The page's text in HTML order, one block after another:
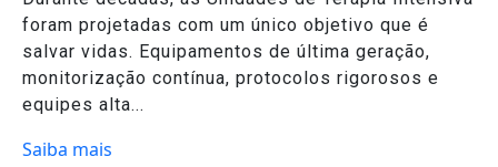
foram projetadas com um único objetivo que é
salvar vidas. Equipamentos de última geração,
monitorização contínua, protocolos rigorosos e
equipes alta...
Saiba mais